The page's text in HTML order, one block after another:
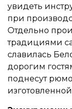
увидеть
при
Отдельно
традициями
славилась
дорогим
поднесут